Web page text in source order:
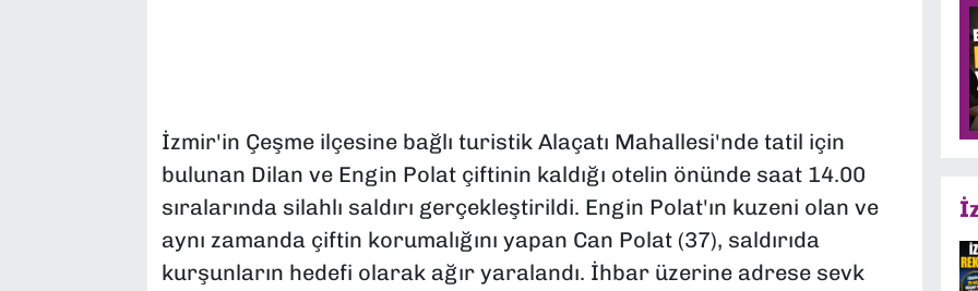
İzmir'in Çeşme ilçesine bağlı turistik Alaçatı Mahallesi'nde tatil için
bulunan Dilan ve Engin Polat çiftinin kaldığı otelin önünde saat 14.00
sıralarında silahlı saldırı gerçekleştirildi. Engin Polat'ın kuzeni olan ve
aynı zamanda çiftin korumalığını yapan Can Polat (37), saldırıda
kurşunların hedefi olarak ağır yaralandı. İhbar üzerine adrese sevk